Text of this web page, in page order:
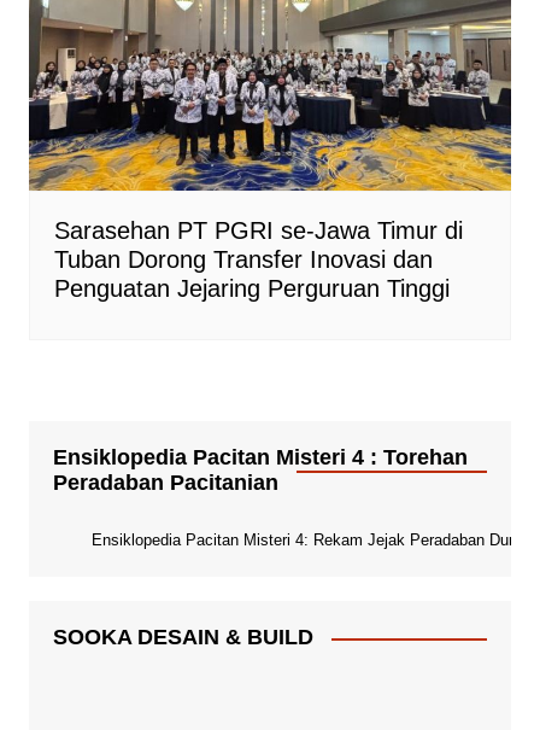
Sarasehan PT PGRI se-Jawa Timur di
Tuban Dorong Transfer Inovasi dan
Penguatan Jejaring Perguruan Tinggi
Ensiklopedia Pacitan Misteri 4 : Torehan
Peradaban Pacitanian
Ensiklopedia Pacitan Misteri 4: Rekam Jejak Peradaban Dunia
SOOKA DESAIN & BUILD